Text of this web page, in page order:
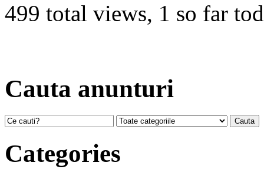
499 total views, 1 so far
Cauta anunturi
Categories